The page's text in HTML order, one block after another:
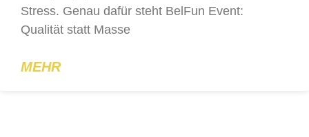
Stress. Genau dafür steht BelFun Event:
Qualität statt Masse
MEHR